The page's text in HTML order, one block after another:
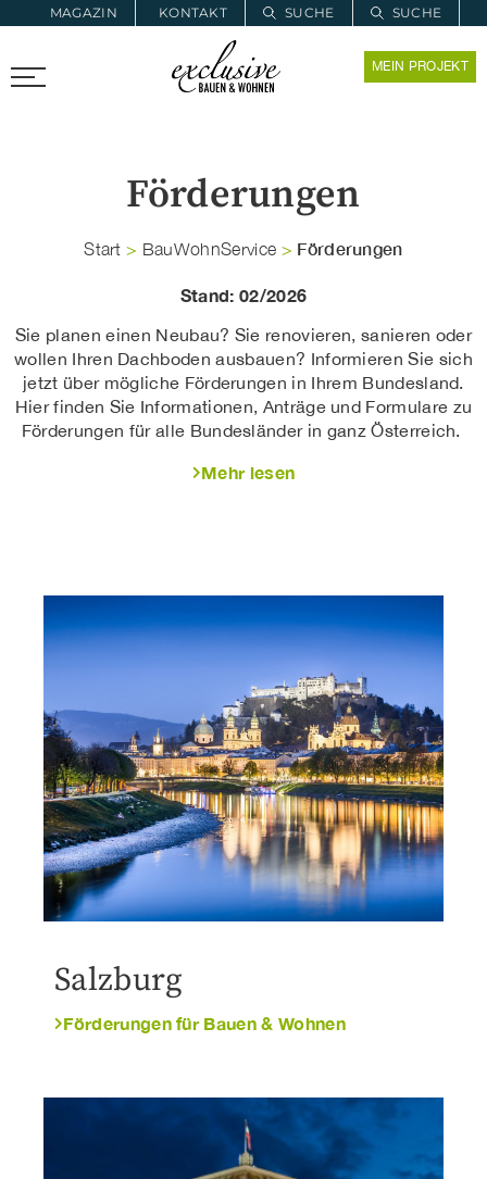
MAGAZIN KONTAKT SUCHE
SUCHE
PROARCHITEC PROINSTALL MEIN PROJEKT
Förderungen
Start > BauWohnService > Förderungen
Stand: 02/2026
Sie planen einen Neubau? Sie renovieren, sanieren oder
wollen Ihren Dachboden ausbauen? Informieren Sie sich
jetzt über mögliche Förderungen in Ihrem Bundesland.
Hier finden Sie Informationen, Anträge und Formulare zu
Förderungen für alle Bundesländer in ganz Österreich.
Mehr lesen
Salzburg
Förderungen für Bauen & Wohnen